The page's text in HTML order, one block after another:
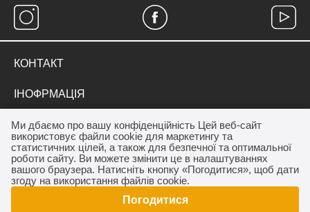
Ми дбаємо про вашу конфіденційність Цей веб-сайт
використовує файли cookie для маркетингу та
статистичних цілей, а також для безпечної та оптимальної
роботи сайту. Ви можете змінити це в налаштуваннях
вашого браузера. Натисніть кнопку «Погодитися», щоб дати
згоду на використання файлів cookie.
Погодитися
КОНТАКТ
medicinewear@gmail.com
ІНОФРМАЦІЯ
Контакт
Франшиза салону MEDICINE
ДЛЯ КЛІЄНТА
Акції
Програма лояльності
Дропшиппінг
ОПЛАТА / ДОСТАВКА
Як купити
Договір публічної оферти